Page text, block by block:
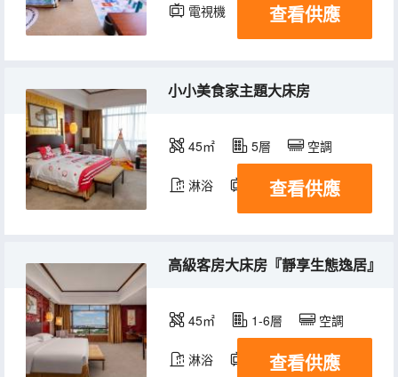
電視機 查看供應
小小美食家主題大床房
45㎡ 5層 空調
淋浴 電視機 冰箱
查看供應
高級客房大床房『靜享生態逸居』
45㎡ 1-6層 空調
淋浴 電視機 冰箱
查看供應